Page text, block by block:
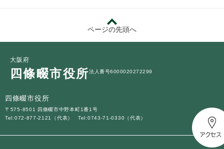
ページの先頭へ
大阪府
四條畷市役所法人番号6000020272299
四條畷市役所
〒575-8501 四條畷市中野本町1番1号
Tel:072-877-2121（代表）
Tel:0743-71-0330（代表）